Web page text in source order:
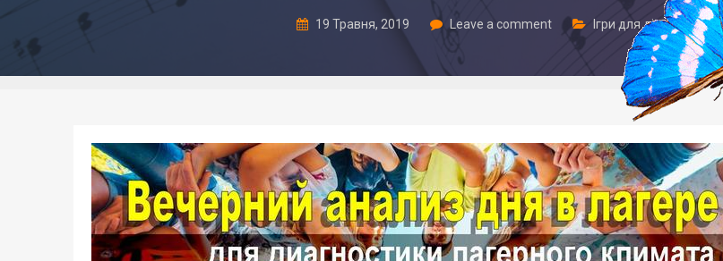
19 Травня, 2019 Leave a comment Ігри для дітей та